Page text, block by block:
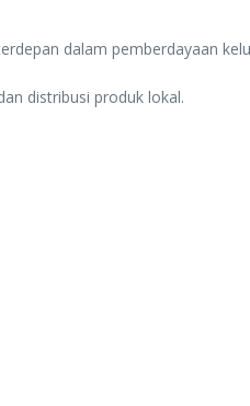
dalam pemberdayaan
distribusi produk lokal.